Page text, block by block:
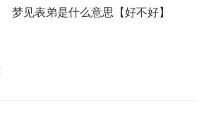
梦见表弟是什么意思【好不好】